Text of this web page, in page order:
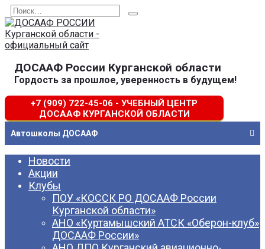
Перейти
к
содержанию
Search
for:
ДОСААФ России Курганской области
Гордость за прошлое, уверенность в будущем!
+7 (909) 722-45-06 - УЧЕБНЫЙ ЦЕНТР
ДОСААФ КУРГАНСКОЙ ОБЛАСТИ
Автошколы ДОСААФ
Новости
Акции
Клубы
ПОУ «КОССК РО ДОСААФ России
Курганской области»
АНО «Куртамышский АТСК «Оберон-клуб»
ДОСААФ России»